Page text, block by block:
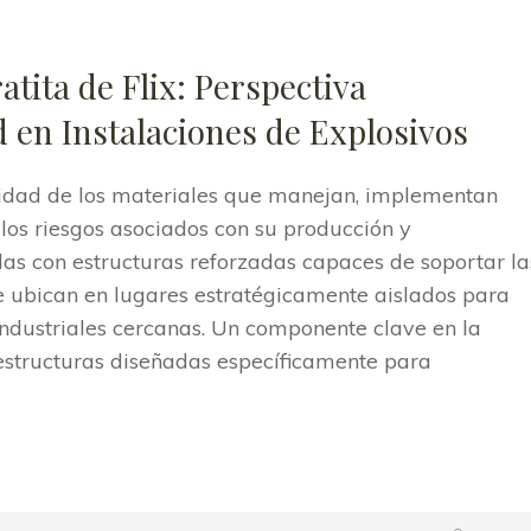
de Flix: Perspectiva
Instalaciones de Explosivos
de los materiales que manejan, implementan
riesgos asociados con su producción y
con estructuras reforzadas capaces de soportar
en lugares estratégicamente aislados para
cercanas. Un componente clave en la
diseñadas específicamente para